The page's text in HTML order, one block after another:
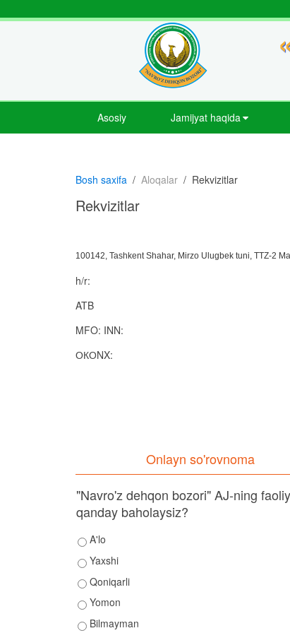
Asosiy Jamijyat haqida
Bosh saxifa Aloqalar Rekvizitlar
Rekvizitlar
100142, Tashkent Shahar, Mirzo Ulugbek tuni, TTZ-2
h/r:
ATB
MFO: INN:
ОКОNX:
Onlayn so'rovnoma
"Navro'z dehqon bozori" AJ-ning
qanday baholaysiz?
A'lo
Yaxshi
Qoniqarli
Yomon
Bilmayman